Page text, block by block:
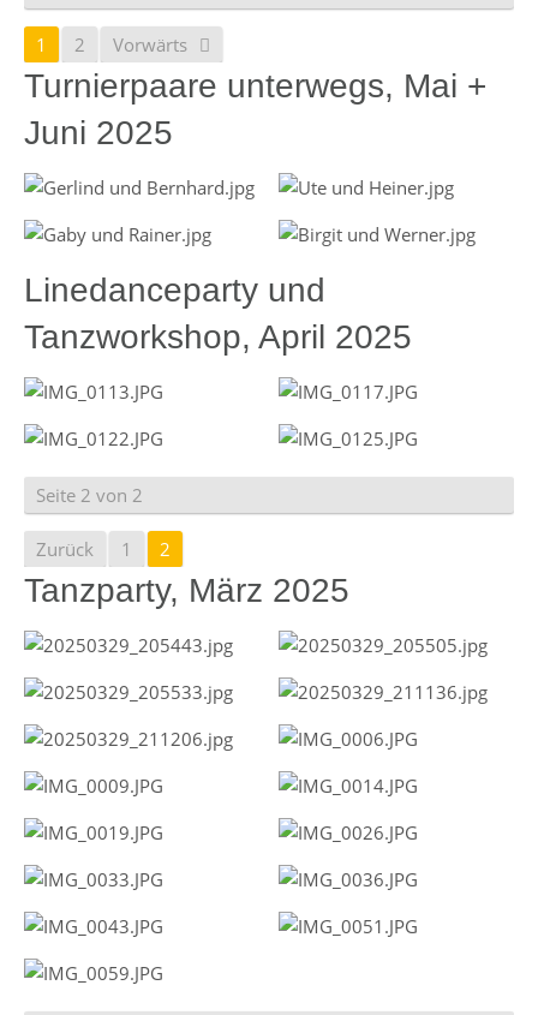
1 2 Vorwärts
Turnierpaare unterwegs, Mai +
Juni 2025
Linedanceparty und
Tanzworkshop, April 2025
Seite 2 von 2
Zurück 1 2
Tanzparty, März 2025